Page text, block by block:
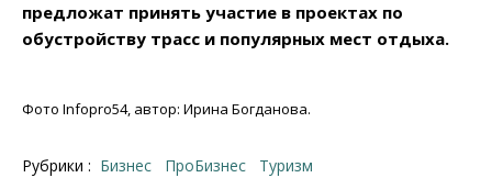
предложат принять участие в проектах по
обустройству трасс и популярных мест отдыха.
Фото Infopro54, автор: Ирина Богданова.
Рубрики : Бизнес ПроБизнес Туризм